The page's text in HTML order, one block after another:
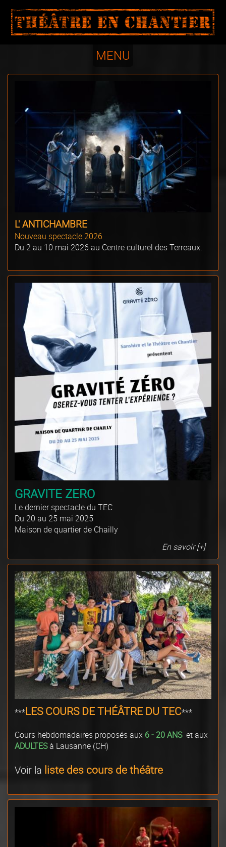
MENU
L' ANTICHAMBRE
Nouveau spectacle 2026
Du 2 au 10 mai 2026 au Centre culturel des Terreaux.
GRAVITE ZERO
Le dernier spectacle du TEC
Du 20 au 25 mai 2025
Maison de quartier de Chailly
En savoir [+]
***LES COURS DE THÉÂTRE DU TEC***
Cours hebdomadaires proposés aux 6 - 20 ANSet aux
ADULTESà Lausanne (CH)
Voir la liste des cours de théâtre